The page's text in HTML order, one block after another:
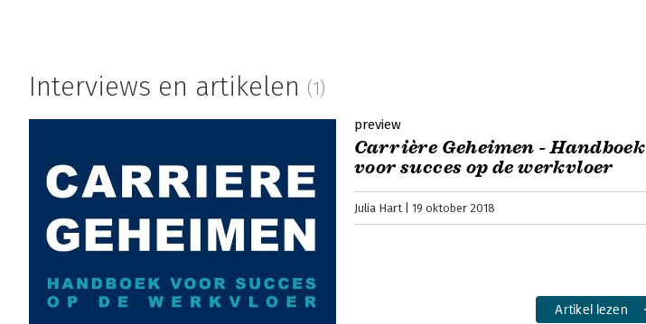
Interviews en artikelen (1)
preview
Carrière Geheimen - Handboek
voor succes op de werkvloer
Julia Hart 19 oktober 2018
Artikel lezen